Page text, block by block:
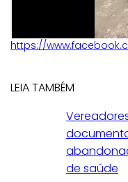
https://
LEIA TAMBÉM
de saúde